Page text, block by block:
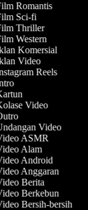
Romantis
Sci-fi
Thriller
Western
Komersial
Video
Reels
Video
Video
ASMR
Alam
Android
Anggaran
Berita
Berkebun
Bersih-bersih